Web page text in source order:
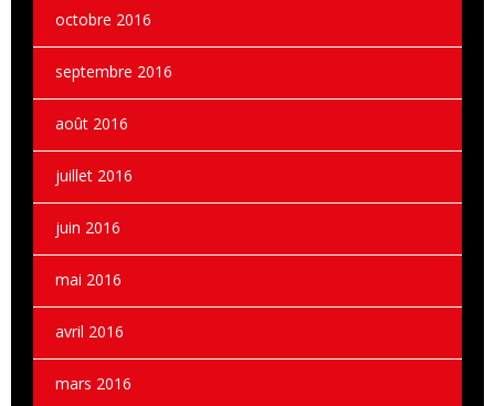
octobre 2016
septembre 2016
août 2016
juillet 2016
juin 2016
mai 2016
avril 2016
mars 2016